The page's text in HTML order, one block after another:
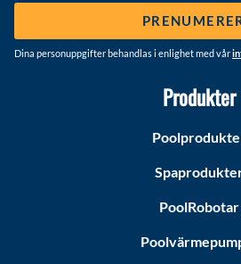
Dina personuppgifter behandlas i enlighet med vår
Produkter
PoolRobotar